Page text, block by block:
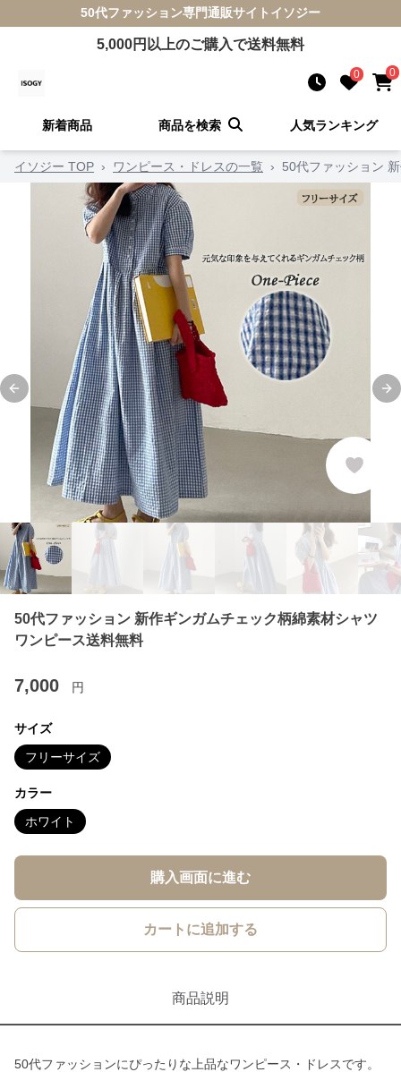
50代ファッション専門通販サイト イソジー
5,000円以上のご購入で送料無料
0 0
新着商品 商品を検索 人気ランキング
イソジー TOP › ワンピース・ドレスの一覧 › 50代ファッション
Previous slide
50代ファッション 新作ギンガムチェック柄綿素材シャツ
ワンピース送料無料
7,000 円
サイズ
フリーサイズ
カラー
ホワイト
購入画面に進む
カートに追加する
商品説明
50代ファッションにぴったりな上品なワンピース・ドレスです。